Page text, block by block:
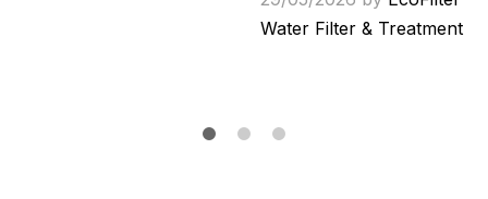
Water Filter & Treatment